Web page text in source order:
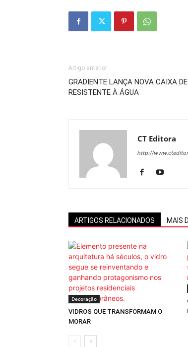
Artigo anterior
GRADIENTE LANÇA NOVA CAIXA
RESISTENTE À ÁGUA
CT Editora
http://
ARTIGOS RELACIONADOS MAIS
Decoração
VIDROS QUE TRANSFORMAM O
MORAR